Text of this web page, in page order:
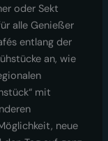
oder Sekt
alle Genießer
entlang der
an, wie
mit
neue